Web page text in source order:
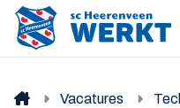
Vacatures